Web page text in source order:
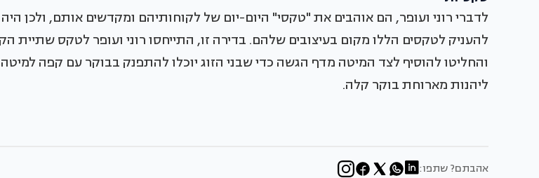
לדברי רוני ועופר, הם אוהבים את "טקסי" היום-יום של לקוחותיהם ומקדשים אותם, ולכן
להעניק לטקסים הללו מקום בעיצובים שלהם. בדירה זו, התייחסו רוני ועופר לטקס שתיית
והחליטו להוסיף לצד המיטה מדף הגשה כדי שבני הזוג יוכלו להתפנק בבוקר עם קפה
ליהנות מארוחת בוקר קלה.
אהבתם? שתפו: